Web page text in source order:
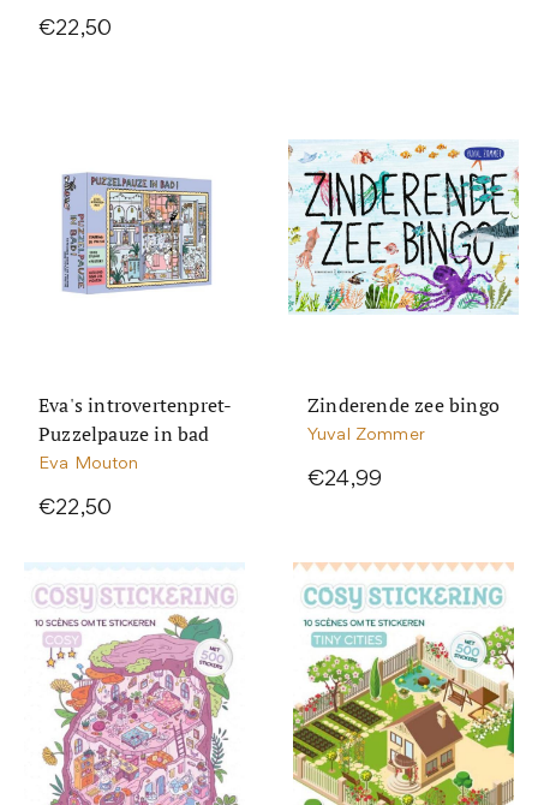
€22,50
Eva's introvertenpret-
Puzzelpauze in bad
Eva Mouton
€22,50
Zinderende zee bingo
Yuval Zommer
€24,99